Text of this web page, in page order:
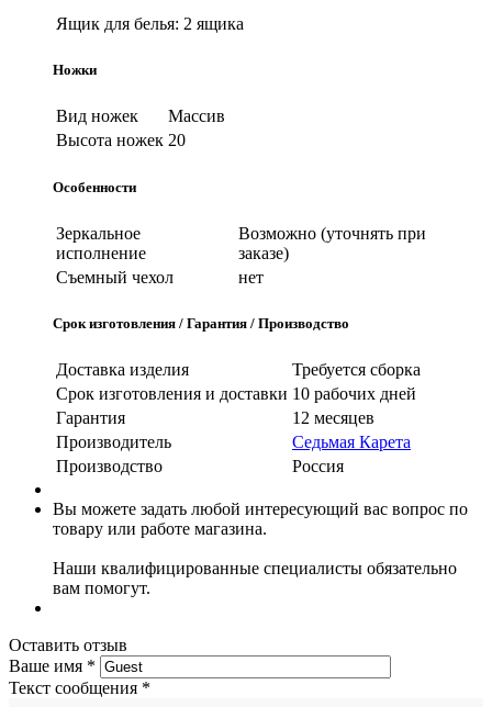
Ящик для белья: 2 ящика
Ножки
Вид ножек
Массив
Высота ножек 20
Особенности
Зеркальное
исполнение
Возможно (уточнять при
заказе)
Съемный чехол
нет
Срок изготовления / Гарантия / Производство
Доставка изделия
Требуется сборка
Срок изготовления и доставки 10 рабочих дней
Гарантия
12 месяцев
Производитель
Седьмая Карета
Производство
Россия
Вы можете задать любой интересующий вас вопрос по
товару или работе магазина.
Наши квалифицированные специалисты обязательно
вам помогут.
Оставить отзыв
Ваше имя *
Текст сообщения *